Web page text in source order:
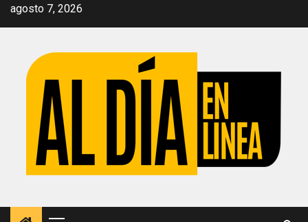
Saltar
agosto 7, 2026